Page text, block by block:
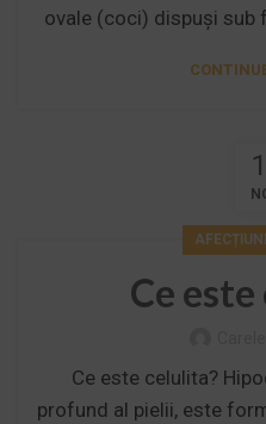
ovale (coci) dispuși sub
AFECȚIUNI
Ce
Ce este celulita?
profund al pielii, este